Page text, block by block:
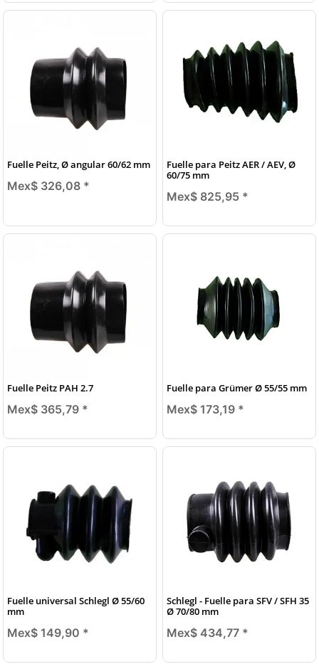
Fuelle Peitz, Ø angular 60/62 mm
Mex$ 326,08 *
Fuelle para Peitz AER / AEV, Ø
60/75 mm
Mex$ 825,95 *
Fuelle Peitz PAH 2.7
Mex$ 365,79 *
Fuelle para Grümer Ø 55/55 mm
Mex$ 173,19 *
Fuelle universal Schlegl Ø 55/60
mm
Mex$ 149,90 *
Schlegl - Fuelle para SFV / SFH 35
Ø 70/80 mm
Mex$ 434,77 *